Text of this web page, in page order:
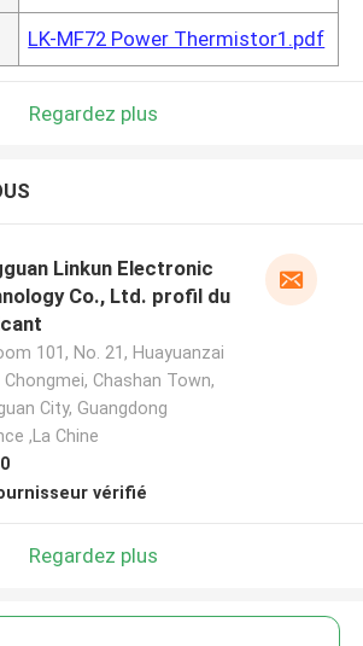
LK-MF72 Power Thermistor1.pdf
Regardez plus
Linkun Electronic
Co., Ltd. profil du
101, No. 21, Huayuanzai
Chongmei, Chashan Town,
City, Guangdong
,La Chine
vérifié
Regardez plus